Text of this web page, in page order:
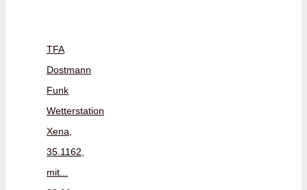
TFA
Dostmann
Funk
Wetterstation
Xena,
35.1162,
mit...